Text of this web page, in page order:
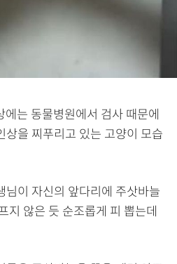
는 동물병원에서 검사 때문에
상을 찌푸리고 있는 고양이 모습
님이 자신의 앞다리에 주삿바늘
지 않은 듯 순조롭게 피 뽑는데